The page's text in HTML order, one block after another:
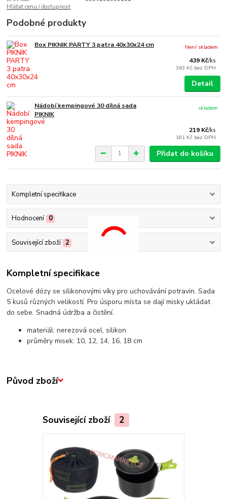
Hlídat cenu / dostupnost
Podobné produkty
Box PIKNIK PARTY 3 patra 40x30x24 cm
439 Kč/ks
363 Kč bez DPH
Není skladem
Detail
Nádobí kempingové 30 dílná sada
PIKNIK
219 Kč/ks
181 Kč bez DPH
skladem
Přidat do košíku
Kompletní specifikace
Hodnocení 0
Související zboží 2
Kompletní specifikace
Ocelové dózy se silikonovými víky pro uchovávání potravin. Sada
5 kusů různých velikostí. Pro úsporu místa se dají misky ukládat
do sebe. Snadná údržba a čistění.
materiál: nerezová ocel, silikon
průměry misek: 10, 12, 14, 16, 18 cm
Původ zboží
Související zboží 2